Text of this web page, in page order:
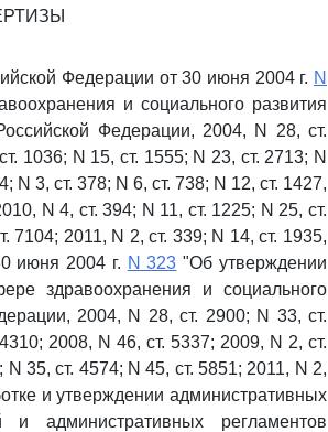
Федерации от 30 июня 2004 г. N
и социального развития
Федерации, 2004, N 28, ст.
1036; N 15, ст. 1555; N 23, ст. 2713; N
N 3, ст. 378; N 6, ст. 738; N 12, ст. 1427,
N 4, ст. 394; N 11, ст. 1225; N 25, ст.
7104; 2011, N 2, ст. 339; N 14, ст. 1935,
июня 2004 г. N 323 "Об утверждении
здравоохранения и социального
2004, N 28, ст. 2900; N 33, ст.
2008, N 46, ст. 5337; 2009, N 2, ст.
35, ст. 4574; N 45, ст. 5851; 2011, N 2,
и утверждении административных
и административных регламентов